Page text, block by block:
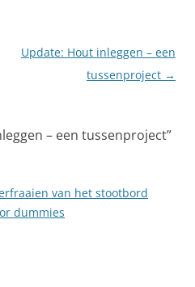
Update: Hout inleggen – een
tussenproject →
– een tussenproject”
van het stootbord
dummies